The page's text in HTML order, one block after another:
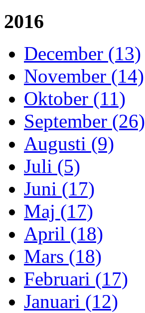
2016
December (13)
November (14)
Oktober (11)
September (26)
Augusti (9)
Juli (5)
Juni (17)
Maj (17)
April (18)
Mars (18)
Februari (17)
Januari (12)